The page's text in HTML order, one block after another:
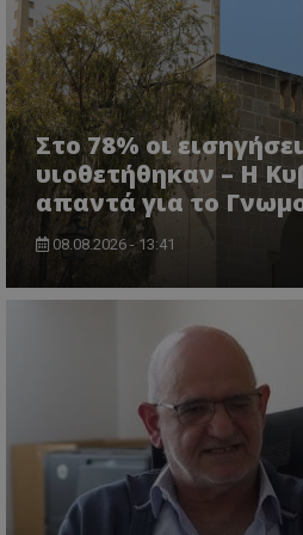
Στο 78% οι
υιοθετήθηκαν – Η
απαντά για το
08.08.2026 - 13:41
ASP.NET_SessionId